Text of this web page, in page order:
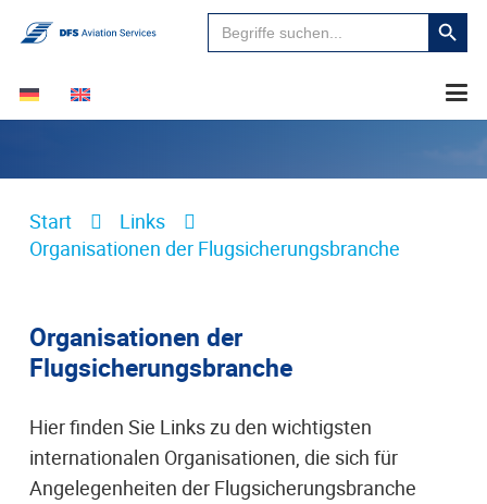
Suchen
für:
Search
Button
Start
Links
Organisationen der Flugsicherungsbranche
Organisationen der
Flugsicherungsbranche
Hier finden Sie Links zu den wichtigsten
internationalen Organisationen, die sich für
Angelegenheiten der Flugsicherungsbranche